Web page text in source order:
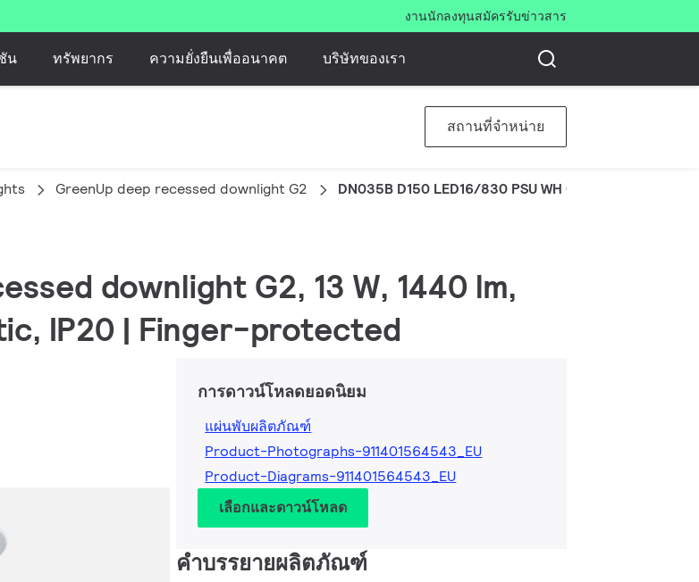
งานนักลงทุนสมัครรับข่าวสาร
น ทรัพยากร ความยั่งยืนเพื่ออนาคต บริษัทของเรา
สถานที่จำหน่าย
GreenUp deep recessed downlight G2 DN035B D150 LED16/830 PSU WH G2
downlight G2, 13 W, 1440 lm,
IP20 | Finger-protected
การดาวน์โหลดยอดนิยม
แผ่นพับผลิตภัณฑ์
Product-Photographs-911401564543_EU
Product-Diagrams-911401564543_EU
เลือกและดาวน์โหลด
คำบรรยายผลิตภัณฑ์